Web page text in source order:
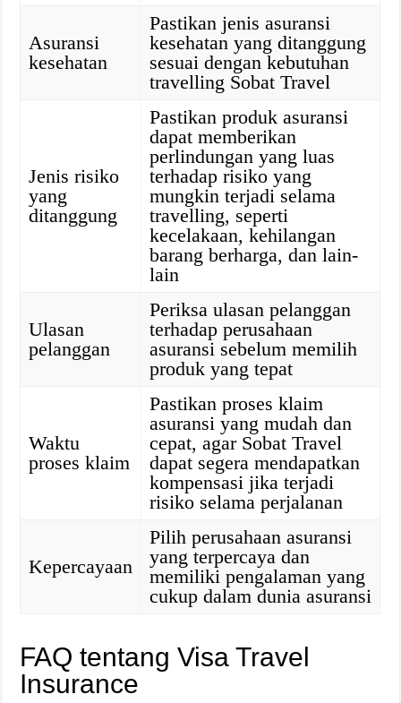
Asuransi
kesehatan
Pastikan jenis asuransi
kesehatan yang ditanggung
sesuai dengan kebutuhan
travelling Sobat Travel
Jenis risiko
yang
ditanggung
Pastikan produk asuransi
dapat memberikan
perlindungan yang luas
terhadap risiko yang
mungkin terjadi selama
travelling, seperti
kecelakaan, kehilangan
barang berharga, dan lain-
lain
Ulasan
pelanggan
Periksa ulasan pelanggan
terhadap perusahaan
asuransi sebelum memilih
produk yang tepat
Waktu
proses klaim
Pastikan proses klaim
asuransi yang mudah dan
cepat, agar Sobat Travel
dapat segera mendapatkan
kompensasi jika terjadi
risiko selama perjalanan
Kepercayaan
Pilih perusahaan asuransi
yang terpercaya dan
memiliki pengalaman yang
cukup dalam dunia asuransi
FAQ tentang Visa Travel
Insurance